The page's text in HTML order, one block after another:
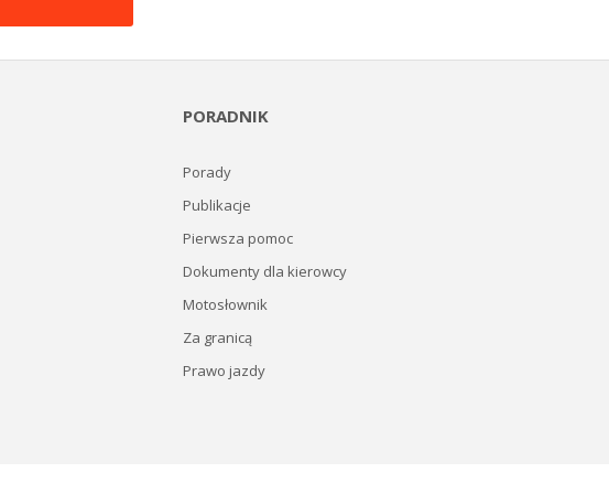
PORADNIK
Porady
Publikacje
Pierwsza pomoc
Dokumenty dla kierowcy
Motosłownik
Za granicą
Prawo jazdy